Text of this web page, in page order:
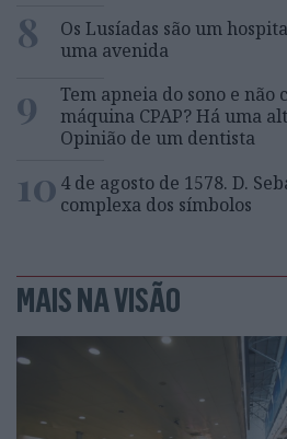
8
Os Lusíadas são um
uma avenida
9
Tem apneia do sono e não
máquina CPAP? Há uma
Opinião de um dentista
10 4 de agosto de 1578. D.
complexa dos símbolos
MAIS NA VISÃO